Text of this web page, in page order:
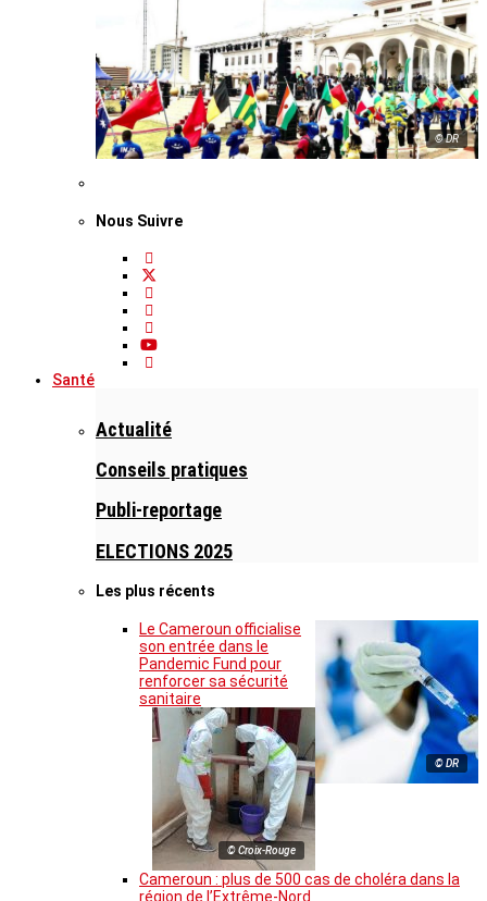
© DR
Nous Suivre
Santé
Actualité
Conseils pratiques
Publi-reportage
ELECTIONS 2025
Les plus récents
© DR
Le Cameroun officialise
son entrée dans le
Pandemic Fund pour
renforcer sa sécurité
sanitaire
© Croix-Rouge
Cameroun : plus de 500 cas de choléra dans la
région de l’Extrême-Nord